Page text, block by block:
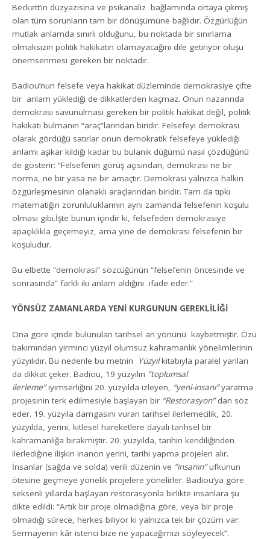
Beckett’ın düzyazısına ve psikanaliz bağlamında ortaya çıkmış
olan tüm sorunların tam bir dönüşümüne bağlıdır. Özgürlüğün
mutlak anlamda sınırlı olduğunu, bu noktada bir sınırlama
olmaksızın politik hakikatin olamayacağını dile getiriyor oluşu
önemsenmesi gereken bir noktadır.
Badiou’nun felsefe veya hakikat düzleminde demokrasiye çifte
bir anlam yüklediği de dikkatlerden kaçmaz. Onun nazarında
demokrasi savunulması gereken bir politik hakikat değil, politik
hakikatı bulmanın “araç”larından biridir. Felsefeyi demokrasi
olarak gördüğü satırlar onun demokratik felsefeye yüklediği
anlamı aşikar kıldığı kadar bu bulanık düğümü nasıl çözdüğünü
de gösterir: “Felsefenin görüş açısından, demokrasi ne bir
norma, ne bir yasa ne bir amaçtır. Demokrasi yalnızca halkın
özgürleşmesinin olanaklı araçlarından biridir. Tam da tıpkı
matematiğin zorunluluklarının aynı zamanda felsefenin koşulu
olması gibi.İşte bunun içindir ki, felsefeden demokrasiye
apaçıklıkla geçemeyiz, ama yine de demokrasi felsefenin bir
koşuludur.
Bu elbette “demokrasi” sözcüğünün “felsefenin öncesinde ve
sonrasında” farklı iki anlam aldığını ifade eder.”
YÖNSÜZ ZAMANLARDA YENİ KURGUNUN GEREKLİLİĞİ
Ona göre içinde bulunulan tarihsel an yönünü kaybetmiştir. Özü
bakımından yirminci yüzyıl olumsuz kahramanlık yönelimlerinin
yüzyılıdır. Bu nedenle bu metnin Yüzyılkitabıyla paralel yanları
da dikkat çeker. Badiou, 19 yüzyılın “toplumsal
ilerleme”iyimserliğini 20. yüzyılda izleyen, “yeni-insanı”yaratma
projesinin terk edilmesiyle başlayan bir “Restorasyon”dan söz
eder. 19. yüzyıla damgasını vuran tarihsel ilerlemecilik, 20.
yüzyılda, yerini, kitlesel hareketlere dayalı tarihsel bir
kahramanlığa bırakmıştır. 20. yüzyılda, tarihin kendiliğinden
ilerlediğine ilişkin inancın yerini, tarihi yapma projeleri alır.
İnsanlar (sağda ve solda) verili düzenin ve “insanın”ufkunun
ötesine geçmeye yönelik projelere yönelirler. Badiou’ya göre
seksenli yıllarda başlayan restorasyonla birlikte insanlara şu
dikte edildi: “Artık bir proje olmadığına göre, veya bir proje
olmadığı sürece, herkes biliyor ki yalnızca tek bir çözüm var:
Sermayenin kâr istenci bize ne yapacağımızı söyleyecek”.